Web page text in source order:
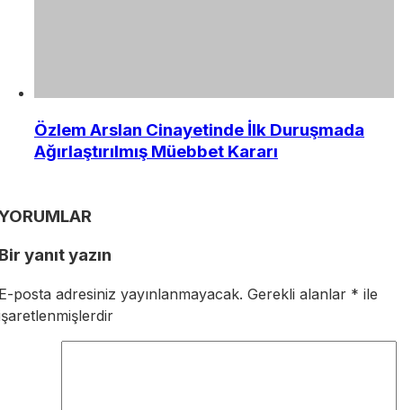
Özlem Arslan Cinayetinde İlk Duruşmada
Ağırlaştırılmış Müebbet Kararı
yanıt yazın
posta adresiniz yayınlanmayacak. Gerekli alanlar * ile